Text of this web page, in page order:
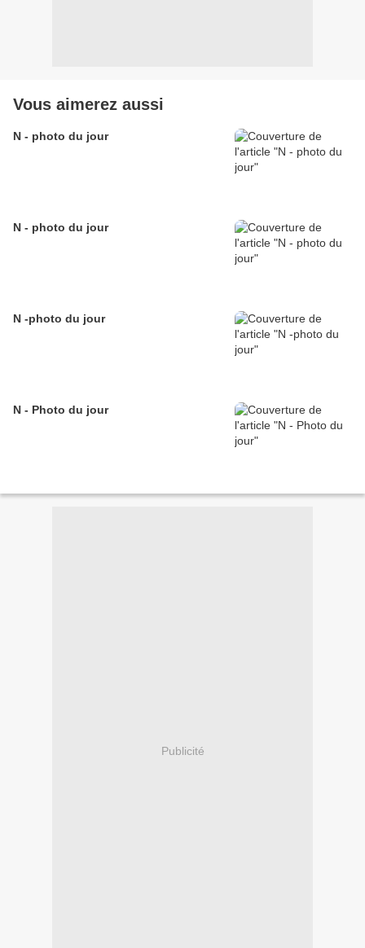
Vous aimerez aussi
N - photo du jour
N - photo du jour
N -photo du jour
N - Photo du jour
Publicité